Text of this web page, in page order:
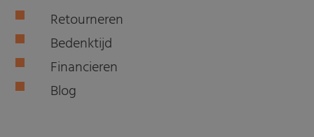
Retourneren
Bedenktijd
Financieren
Blog